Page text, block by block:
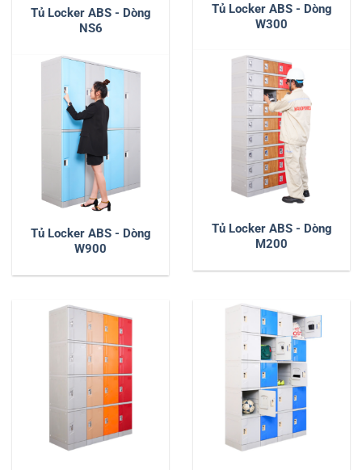
Tủ Locker ABS - Dòng
NS6
Tủ Locker ABS - Dòng
W900
Tủ Locker ABS - Dòng
W300
Tủ Locker ABS - Dòng
M200